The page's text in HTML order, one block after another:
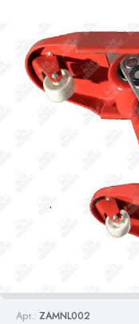
Арт.: ZAMNL002